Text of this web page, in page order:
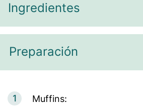
Ingredientes
Preparación
1 Muffins: